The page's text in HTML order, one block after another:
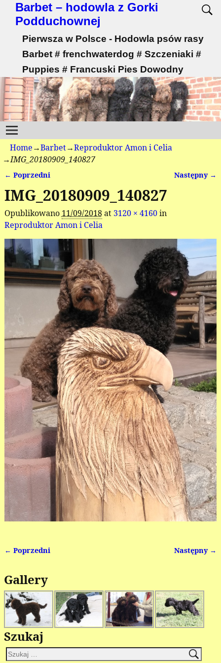
Barbet – hodowla z Gorki
Podduchownej
Pierwsza w Polsce - Hodowla psów rasy
Barbet # frenchwaterdog # Szczeniaki #
Puppies # Francuski Pies Dowodny
Home→Barbet→Reproduktor Amon i Celia
→IMG_20180909_140827
← Poprzedni Następny →
IMG_20180909_140827
Opublikowano 11/09/2018at 3120 × 4160in
Reproduktor Amon i Celia
← Poprzedni Następny →
Gallery
Szukaj